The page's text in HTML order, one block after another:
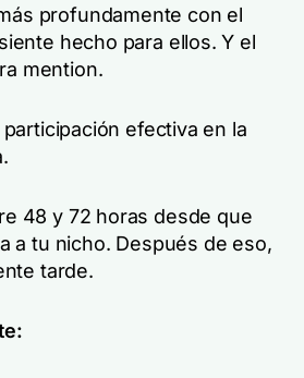
profundamente con el
hecho para ellos. Y el
mention.
efectiva en la
48 y 72 horas desde que
a tu nicho. Después de eso,
tarde.